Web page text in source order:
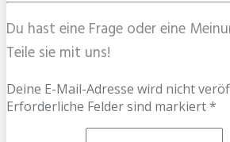
Du hast eine Frage oder eine
Teile sie mit uns!
Deine E-Mail-Adresse wird nicht
Erforderliche Felder sind markiert *